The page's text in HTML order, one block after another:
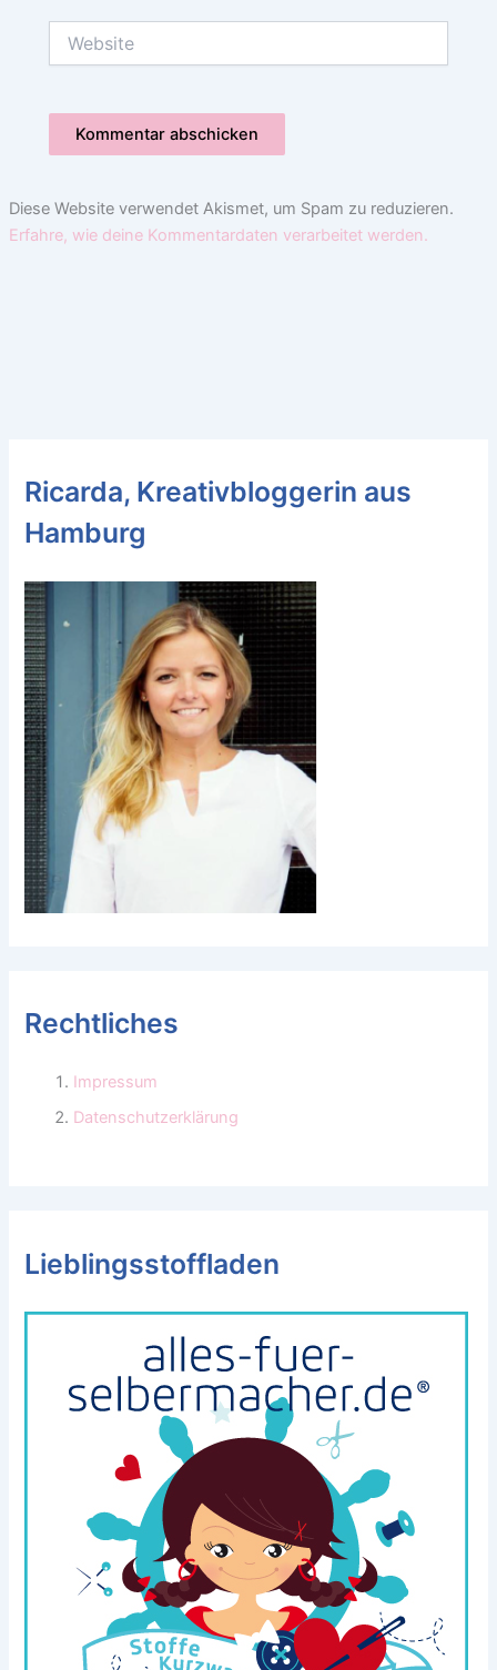
Diese Website verwendet Akismet, um Spam zu reduzieren.
Erfahre, wie deine Kommentardaten verarbeitet werden.
Ricarda, Kreativbloggerin aus
Hamburg
Rechtliches
Impressum
Datenschutzerklärung
Lieblingsstoffladen